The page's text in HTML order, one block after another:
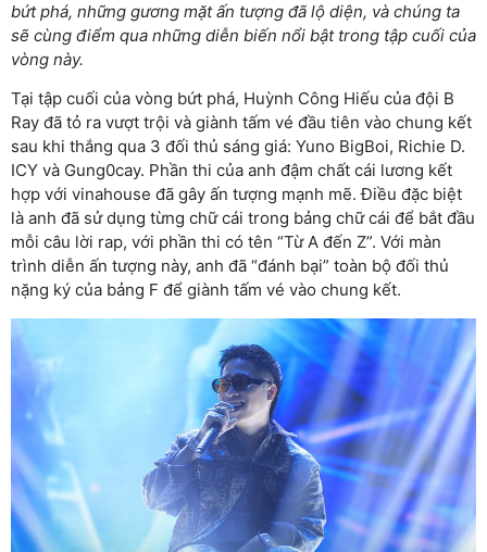
bứt phá, những gương mặt ấn tượng đã lộ diện, và chúng ta
sẽ cùng điểm qua những diễn biến nổi bật trong tập cuối của
vòng này.
Tại tập cuối của vòng bứt phá, Huỳnh Công Hiếu của đội B
Ray đã tỏ ra vượt trội và giành tấm vé đầu tiên vào chung kết
sau khi thắng qua 3 đối thủ sáng giá: Yuno BigBoi, Richie D.
ICY và Gung0cay. Phần thi của anh đậm chất cái lương kết
hợp với vinahouse đã gây ấn tượng mạnh mẽ. Điều đặc biệt
là anh đã sử dụng từng chữ cái trong bảng chữ cái để bắt đầu
mỗi câu lời rap, với phần thi có tên “Từ A đến Z”. Với màn
trình diễn ấn tượng này, anh đã “đánh bại” toàn bộ đối thủ
nặng ký của bảng F để giành tấm vé vào chung kết.